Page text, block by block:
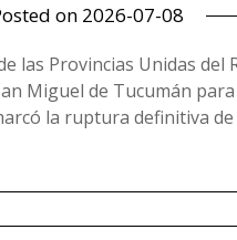
on 2026-07-08
las Provincias Unidas del
Miguel de Tucumán
la ruptura definitiva